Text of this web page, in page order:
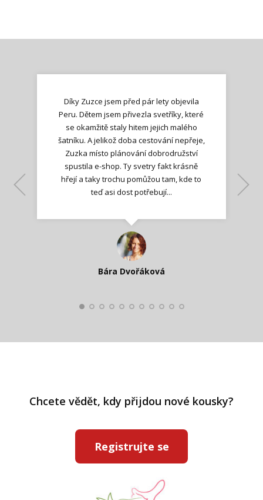
Díky Zuzce jsem před pár lety objevila
Peru. Dětem jsem přivezla svetříky, které
se okamžitě staly hitem jejich malého
šatníku. A jelikož doba cestování nepřeje,
Zuzka místo plánování dobrodružství
spustila e-shop. Ty svetry fakt krásně
hřejí a taky trochu pomůžou tam, kde to
teď asi dost potřebují...
Bára Dvořáková
Jana T.
Kateřina Veleta Štěpánová
Ilona M.
Lenka K.
Nadšená zpráva
Katka Perháčová
Smolková
Lenka K.
Chcete vědět, kdy přijdou nové kousky?
Registrujte se